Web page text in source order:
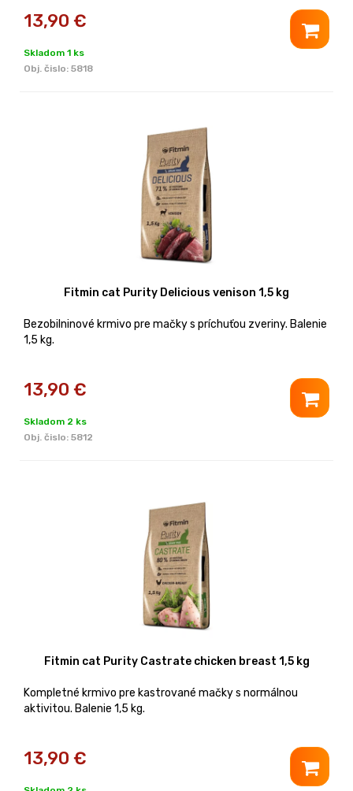
13,90 €
Skladom 1 ks
Obj. čislo: 5818
Fitmin cat Purity Delicious venison 1,5 kg
Bezobilninové krmivo pre mačky s príchuťou zveriny. Balenie
1,5 kg.
13,90 €
Skladom 2 ks
Obj. čislo: 5812
Fitmin cat Purity Castrate chicken breast 1,5 kg
Kompletné krmivo pre kastrované mačky s normálnou
aktivitou. Balenie 1,5 kg.
13,90 €